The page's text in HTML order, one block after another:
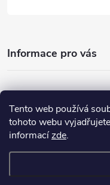
Tento web používá
tohoto webu
informacízde.
Informace pro vás
Nejhledanější
Důležité odkazy